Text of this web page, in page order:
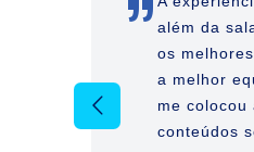
” além da
os
a melhor
me colocou
conteúdos